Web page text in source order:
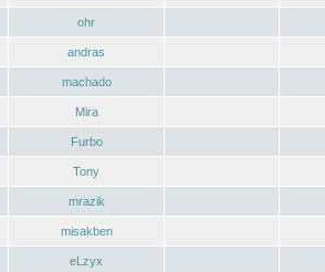
ohr
andras
machado
Mira
Furbo
Tony
mrazik
misakben
eLzyx